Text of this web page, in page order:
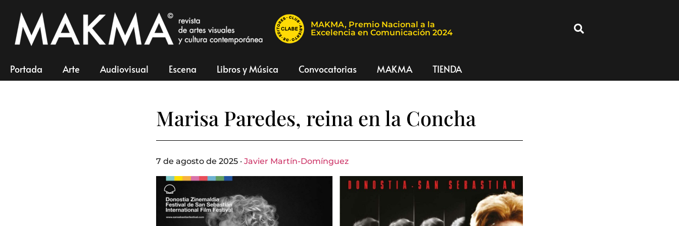
MAKMA, Premio Nacional a la
Excelencia en Comunicación 2024
Portada Arte Audiovisual Escena Libros y Música Convocatorias MAKMA TIENDA
Marisa Paredes, reina en la Concha
7 de agosto de 2025 · Javier Martín-Domínguez